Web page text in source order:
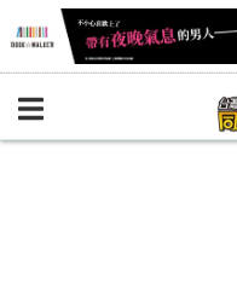
BOOKY書集倉庫